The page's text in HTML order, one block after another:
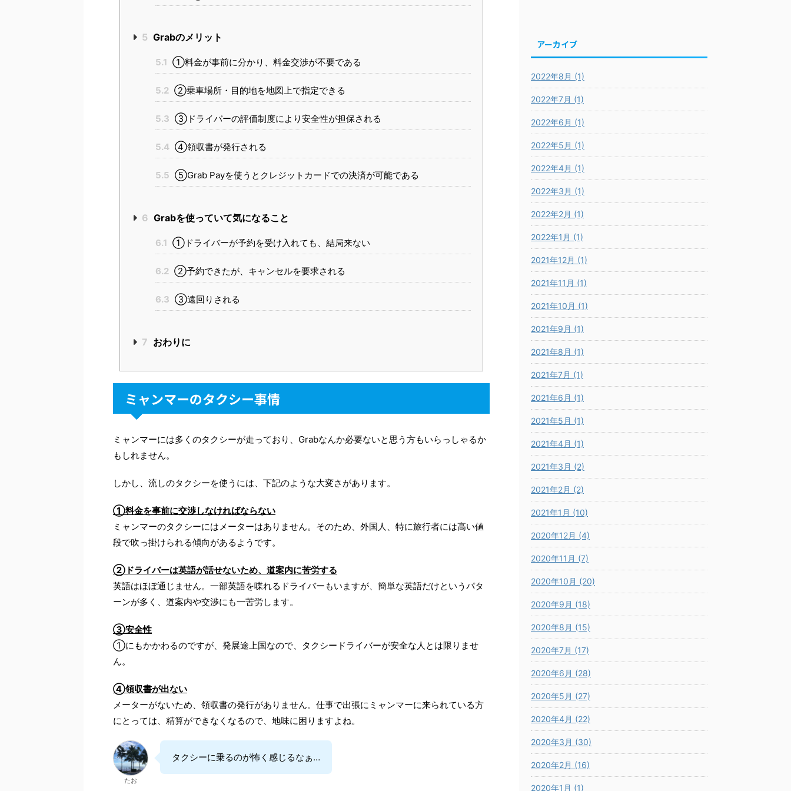
5 Grabのメリット
5.1 ①料金が事前に分かり、料金交渉が不要である
5.2 ②乗車場所・目的地を地図上で指定できる
5.3 ③ドライバーの評価制度により安全性が担保される
5.4 ④領収書が発行される
5.5 ⑤Grab Payを使うとクレジットカードでの決済が可能である
6 Grabを使っていて気になること
6.1 ①ドライバーが予約を受け入れても、結局来ない
6.2 ②予約できたが、キャンセルを要求される
6.3 ③遠回りされる
7 おわりに
ミャンマーのタクシー事情
ミャンマーには多くのタクシーが走っており、Grabなんか必要ないと思う方もいらっしゃるか
もしれません。
しかし、流しのタクシーを使うには、下記のような大変さがあります。
①料金を事前に交渉しなければならない
ミャンマーのタクシーにはメーターはありません。そのため、外国人、特に旅行者には高い値
段で吹っ掛けられる傾向があるようです。
②ドライバーは英語が話せないため、道案内に苦労する
英語はほぼ通じません。一部英語を喋れるドライバーもいますが、簡単な英語だけというパタ
ーンが多く、道案内や交渉にも一苦労します。
③安全性
①にもかかわるのですが、発展途上国なので、タクシードライバーが安全な人とは限りませ
ん。
④領収書が出ない
メーターがないため、領収書の発行がありません。仕事で出張にミャンマーに来られている方
にとっては、精算ができなくなるので、地味に困りますよね。
たお
タクシーに乗るのが怖く感じるなぁ…
アーカイブ
2022年8月 (1)
2022年7月 (1)
2022年6月 (1)
2022年5月 (1)
2022年4月 (1)
2022年3月 (1)
2022年2月 (1)
2022年1月 (1)
2021年12月 (1)
2021年11月 (1)
2021年10月 (1)
2021年9月 (1)
2021年8月 (1)
2021年7月 (1)
2021年6月 (1)
2021年5月 (1)
2021年4月 (1)
2021年3月 (2)
2021年2月 (2)
2021年1月 (10)
2020年12月 (4)
2020年11月 (7)
2020年10月 (20)
2020年9月 (18)
2020年8月 (15)
2020年7月 (17)
2020年6月 (28)
2020年5月 (27)
2020年4月 (22)
2020年3月 (30)
2020年2月 (16)
2020年1月 (1)